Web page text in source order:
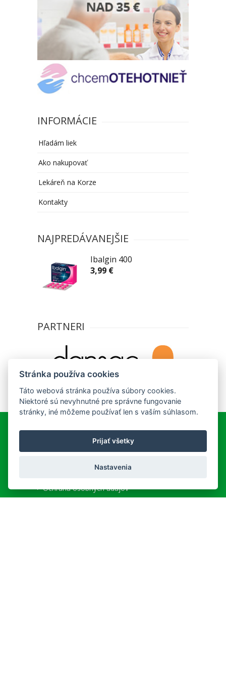
INFORMÁCIE
Hľadám liek
Ako nakupovať
Lekáreň na Korze
Kontakty
NAJPREDÁVANEJŠIE
Ibalgin 400
3,99 €
PARTNERI
Copyright © hc&ph
Ochrana osobných údajov
Informácie o cookies
Stránka používa cookies
Táto webová stránka používa súbory cookies.
Niektoré sú nevyhnutné pre správne fungovanie
stránky, iné môžeme používať len s vaším súhlasom.
Prijať všetky
Nastavenia